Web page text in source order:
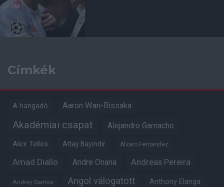
Címkék
A hangadó Aaron Wan-Bissaka
Akadémiai csapat Alejandro Garnacho
Alex Telles Altay Bayindir Alvaro Fernandez
Amad Diallo Andre Onana Andreas Pereira
Andrey Santos Angol válogatott Anthony Elanga